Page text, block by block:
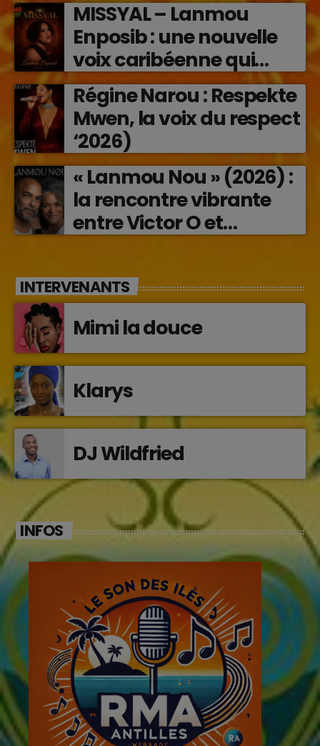
MISSYAL – Lanmou
Enposib : une nouvelle
voix caribéenne qui
transforme les émotions
en musique (2026)
Régine Narou : Respekte
Mwen, la voix du respect
‘2026)
« Lanmou Nou » (2026) :
la rencontre vibrante
entre Victor O et
INTERVENANTS
Mimi la douce
Klarys
DJ Wildfried
INFOS